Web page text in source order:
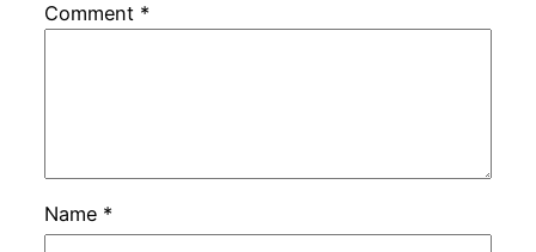
Comment *
Name *